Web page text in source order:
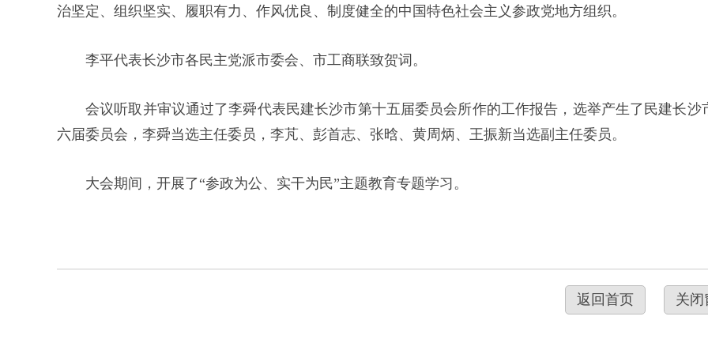
治坚定、组织坚实、履职有力、作风优良、制度健全的中国特色社会主义参政党地方组织。
李平代表长沙市各民主党派市委会、市工商联致贺词。
会议听取并审议通过了李舜代表民建长沙市第十五届委员会所作的工作报告，选举产生了民建长沙
六届委员会，李舜当选主任委员，李芃、彭首志、张晗、黄周炳、王振新当选副主任委员。
大会期间，开展了“参政为公、实干为民”主题教育专题学习。
返回首页 关闭